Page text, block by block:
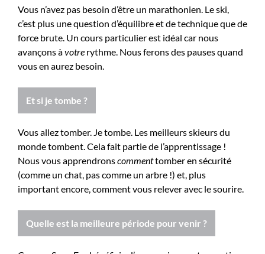
Vous n’avez pas besoin d’être un marathonien. Le ski,
c’est plus une question d’équilibre et de technique que de
force brute. Un cours particulier est idéal car nous
avançons àvotre rythme. Nous ferons des pauses quand
vous en aurez besoin.
Et si je tombe ?
Vous allez tomber. Je tombe. Les meilleurs skieurs du
monde tombent. Cela fait partie de l’apprentissage !
Nous vous apprendronscommenttomber en sécurité
(comme un chat, pas comme un arbre !) et, plus
important encore, comment vous relever avec le sourire.
Quelle est la meilleure période pour venir ?